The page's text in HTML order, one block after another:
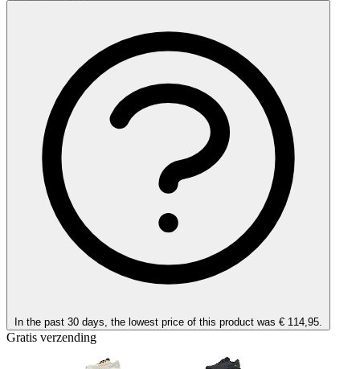
In the past 30 days, the lowest price of this product was € 114,95.
Gratis verzending